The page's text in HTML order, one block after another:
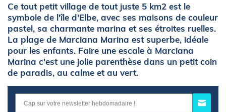
Ce tout petit village de tout juste 5 km2 est le
symbole de l'île d'Elbe, avec ses maisons de couleur
pastel, sa charmante marina et ses étroites ruelles.
La plage de Marciana Marina est superbe, idéale
pour les enfants. Faire une escale à Marciana
Marina c'est une jolie parenthèse dans un petit coin
de paradis, au calme et au vert.